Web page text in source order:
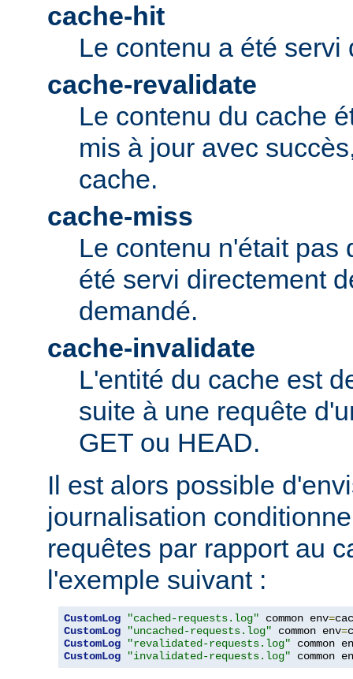
cache-hit
Le contenu a été servi
cache-revalidate
Le contenu du cache
mis à jour avec
cache.
cache-miss
Le contenu n'était pas
été servi directement
demandé.
cache-invalidate
L'entité du cache est
suite à une requête
GET ou HEAD.
Il est alors possible
journalisation
requêtes par rapport au
l'exemple suivant :
CustomLog "cached-requests.log" common env=
CustomLog
"uncached-requests.log" common env=
CustomLog
"revalidated-requests.log" common
CustomLog
"invalidated-requests.log" common